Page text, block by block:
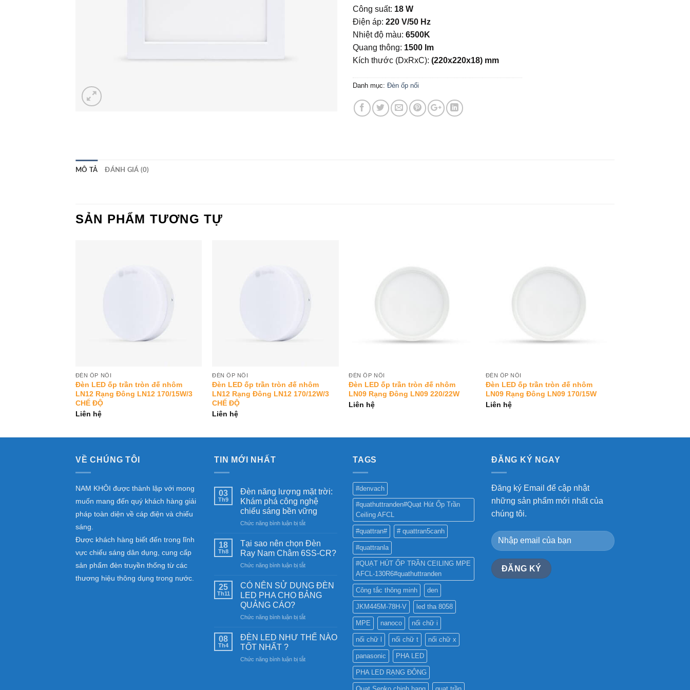
Công suất: 18 W
Điện áp: 220 V/50 Hz
Nhiệt độ màu: 6500K
Quang thông: 1500 lm
Kích thước (DxRxC): (220x220x18) mm
Danh mục: Đèn ốp nổi
MÔ TẢ ĐÁNH GIÁ (0)
SẢN PHẨM TƯƠNG TỰ
ĐÈN ỐP NỔI
Đèn LED ốp trần tròn đế nhôm
LN12 Rạng Đông LN12 170/15W/3
CHẾ ĐỘ
Liên hệ
ĐÈN ỐP NỔI
Đèn LED ốp trần tròn đế nhôm
LN12 Rạng Đông LN12 170/12W/3
CHẾ ĐỘ
Liên hệ
ĐÈN ỐP NỔI
Đèn LED ốp trần tròn đế nhôm
LN09 Rạng Đông LN09 220/22W
Liên hệ
ĐÈN ỐP NỔI
Đèn LED ốp trần tròn đế nhôm
LN09 Rạng Đông LN09 170/15W
Liên hệ
VỀ CHÚNG TÔI
NAM KHÔI được thành lập với mong
muốn mang đến quý khách hàng giải
pháp toàn diện về cáp điện và chiếu
sáng.
Được khách hàng biết đến trong lĩnh
vực chiếu sáng dân dụng, cung cấp
sản phẩm đèn truyền thống từ các
thương hiệu thông dụng trong nước.
TIN MỚI NHẤT
03
Th9
Đèn năng lượng mặt trời:
Khám phá công nghệ
chiếu sáng bền vững
Chức năng bình luận bị tắtở
năng
lượng
mặt
trời:
phá
công
sáng
vững
18
Th8
Tại sao nên chọn Đèn
Ray Nam Châm 6SS-CR?
Chức năng bình luận bị tắtở
sao
nên
chọn
Ray
Châm
25
Th11
CÓ NÊN SỬ DỤNG ĐÈN
LED PHA CHO BẢNG
QUẢNG CÁO?
Chức năng bình luận bị tắtở
NÊN
ĐÈN
08
Th4
ĐÈN LED NHƯ THẾ NÀO
TỐT NHẤT ?
Chức năng bình luận bị tắtở
TAGS
#denvach
#quathuttranden#Quạt Hút Ốp Trần
Ceiling AFCL
#quattran# # quattran5canh
#quattranla
#QUẠT HÚT ỐP TRẦN CEILING MPE
AFCL-130R6#quathuttranden
Công tắc thông minh den
JKM445M-78H-V led tha 8058
MPE nanoco nối chữ i
nối chữ l nối chữ t nối chữ x
panasonic PHA LED
PHA LED RẠNG ĐÔNG
ĐĂNG KÝ NGAY
Đăng ký Email để cập nhật
những sản phẩm mới nhất của
chúng tôi.